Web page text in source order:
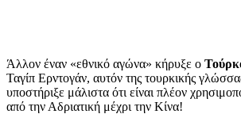
Άλλον έναν «εθνικό αγώνα» κήρυξε ο
Ταγίπ Ερντογάν, αυτόν της τουρκικής
υποστήριξε μάλιστα ότι είναι πλέον
από την Αδριατική μέχρι την Κίνα!